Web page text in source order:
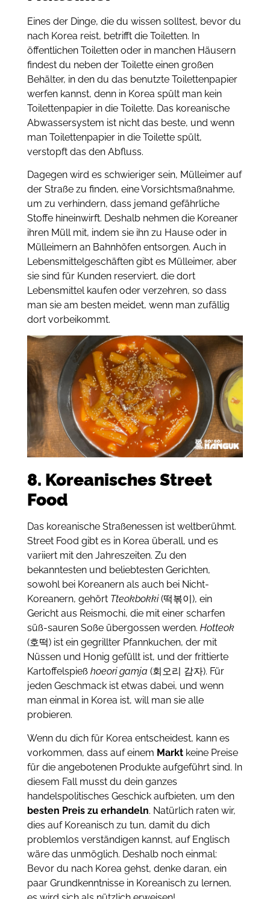
Eines der Dinge, die du wissen solltest, bevor du
nach Korea reist, betrifft die Toiletten. In
öffentlichen Toiletten oder in manchen Häusern
findest du neben der Toilette einen großen
Behälter, in den du das benutzte Toilettenpapier
werfen kannst, denn in Korea spült man kein
Toilettenpapier in die Toilette. Das koreanische
Abwassersystem ist nicht das beste, und wenn
man Toilettenpapier in die Toilette spült,
verstopft das den Abfluss.
Dagegen wird es schwieriger sein, Mülleimer auf
der Straße zu finden, eine Vorsichtsmaßnahme,
um zu verhindern, dass jemand gefährliche
Stoffe hineinwirft. Deshalb nehmen die Koreaner
ihren Müll mit, indem sie ihn zu Hause oder in
Mülleimern an Bahnhöfen entsorgen. Auch in
Lebensmittelgeschäften gibt es Mülleimer, aber
sie sind für Kunden reserviert, die dort
Lebensmittel kaufen oder verzehren, so dass
man sie am besten meidet, wenn man zufällig
dort vorbeikommt.
8. Koreanisches Street
Food
Das koreanische Straßenessen ist weltberühmt.
Street Food gibt es in Korea überall, und es
variiert mit den Jahreszeiten. Zu den
bekanntesten und beliebtesten Gerichten,
sowohl bei Koreanern als auch bei Nicht-
Koreanern, gehört Tteokbokki(떡볶이), ein
Gericht aus Reismochi, die mit einer scharfen
süß-sauren Soße übergossen werden. Hotteok
(호떡) ist ein gegrillter Pfannkuchen, der mit
Nüssen und Honig gefüllt ist, und der frittierte
Kartoffelspieß hoeori gamja (회오리 감자). Für
jeden Geschmack ist etwas dabei, und wenn
man einmal in Korea ist, will man sie alle
probieren.
Wenn du dich für Korea entscheidest, kann es
vorkommen, dass auf einem Marktkeine Preise
für die angebotenen Produkte aufgeführt sind. In
diesem Fall musst du dein ganzes
handelspolitisches Geschick aufbieten, um den
besten Preis zu erhandeln. Natürlich raten wir,
dies auf Koreanisch zu tun, damit du dich
problemlos verständigen kannst, auf Englisch
wäre das unmöglich. Deshalb noch einmal:
Bevor du nach Korea gehst, denke daran, ein
paar Grundkenntnisse in Koreanisch zu lernen,